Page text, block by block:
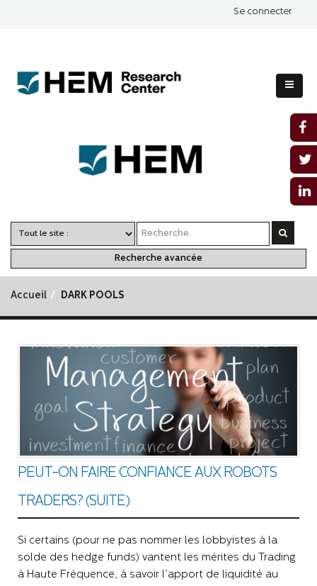
Se connecter
Recherche avancée
Accueil DARK POOLS
PEUT-ON FAIRE CONFIANCE AUX ROBOTS
TRADERS? (SUITE)
Si certains (pour ne pas nommer les lobbyistes à la
solde des hedge funds) vantent les mérites du Trading
à Haute Fréquence, à savoir l’apport de liquidité au